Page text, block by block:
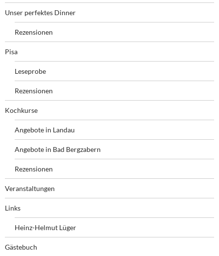
Unser perfektes Dinner
Rezensionen
Pisa
Leseprobe
Rezensionen
Kochkurse
Angebote in Landau
Angebote in Bad Bergzabern
Rezensionen
Veranstaltungen
Links
Heinz-Helmut Lüger
Gästebuch